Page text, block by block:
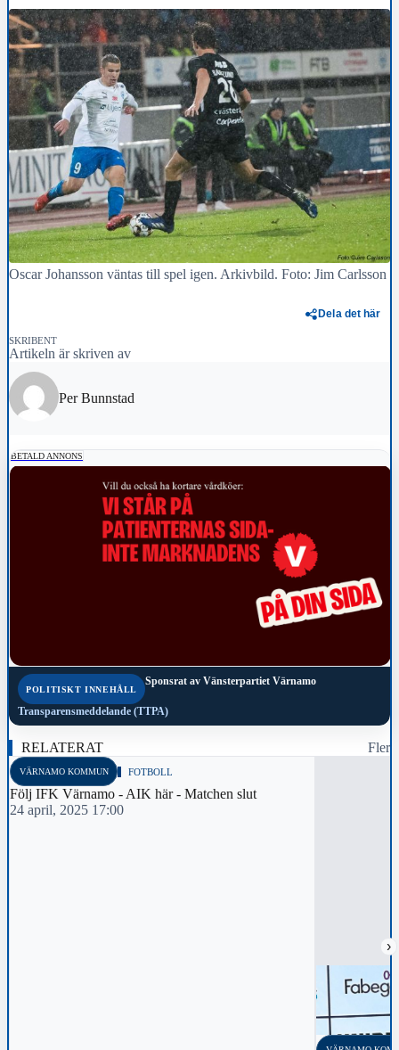
Oscar Johansson väntas till spel igen. Arkivbild. Foto: Jim Carlsson
Dela det här
SKRIBENT
Artikeln är skriven av
Per Bunnstad
BETALD ANNONS
POLITISKT INNEHÅLL
Sponsrat av Vänsterpartiet Värnamo
Transparensmeddelande (TTPA)
RELATERAT Fler
›
VÄRNAMO KOMMUN FOTBOLL
Följ IFK Värnamo - AIK här - Matchen slut
24 april, 2025 17:00